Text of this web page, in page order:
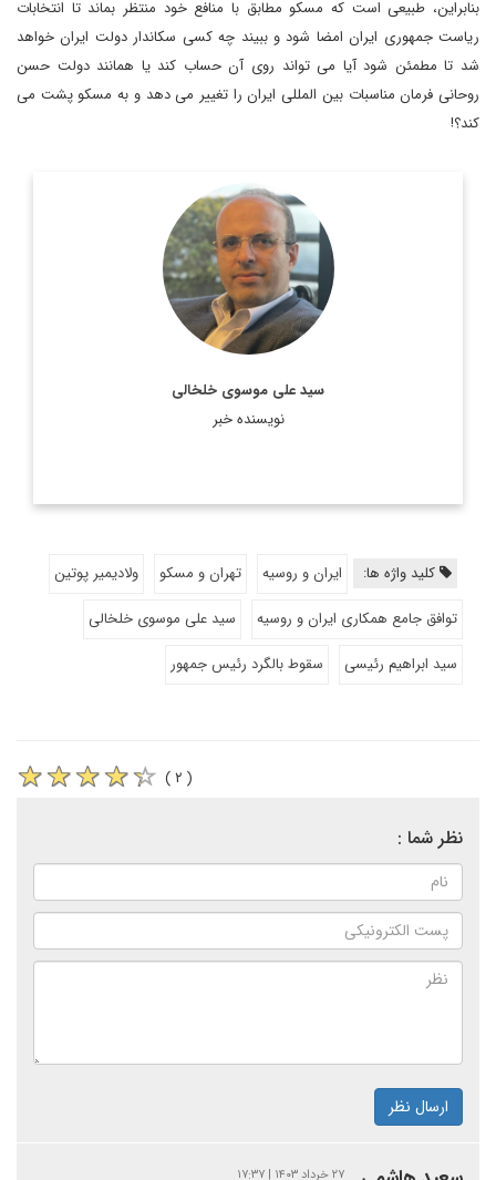
بنابراین، طبیعی است که مسکو مطابق با منافع خود منتظر بماند تا انتخابات
ریاست جمهوری ایران امضا شود و ببیند چه کسی سکاندار دولت ایران خواهد
شد تا مطمئن شود آیا می تواند روی آن حساب کند یا همانند دولت حسن
روحانی فرمان مناسبات بین المللی ایران را تغییر می دهد و به مسکو پشت می
کند؟!
سید علی موسوی خلخالی
نویسنده خبر
روزنامه نگار، نویسنده، مترجم و سردبیر دیپلماسی ایرانی.
اطلاعات بیشتر
کلید واژه ها: ایران و روسیه تهران و مسکو
ولادیمیر پوتین
توافق جامع همکاری ایران و روسیه
سید علی موسوی خلخالی
سید ابراهیم رئیسی
سقوط بالگرد رئیس جمهور
( ۲ )
نظر شما :
ارسال نظر
۲۷ خرداد ۱۴۰۳ | ۱۷:۳۷